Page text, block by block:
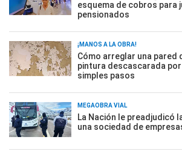
esquema de cobros para
pensionados
¡MANOS A LA OBRA!
Cómo arreglar una pared
pintura descascarada por
simples pasos
MEGAOBRA VIAL
La Nación le preadjudicó
una sociedad de